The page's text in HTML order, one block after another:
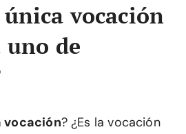
vocación
uno de
vocación? ¿Es la vocación